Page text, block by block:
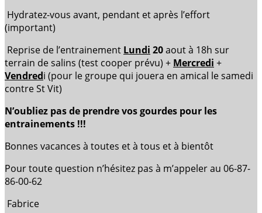
Hydratez-vous avant, pendant et après l’effort
(important)
Reprise de l’entrainement Lundi 20aout à 18h sur
terrain de salins (test cooper prévu) + Mercredi +
Vendredi (pour le groupe qui jouera en amical le samedi
contre St Vit)
N’oubliez pas de prendre vos gourdes pour les
entrainements !!!
Bonnes vacances à toutes et à tous et à bientôt
Pour toute question n’hésitez pas à m’appeler au 06-87-
86-00-62
Fabrice